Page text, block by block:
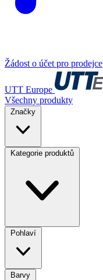
Žádost o účet pro prodejce
UTT Europe
Všechny produkty
Značky
Kategorie produktů
Pohlaví
Barvy